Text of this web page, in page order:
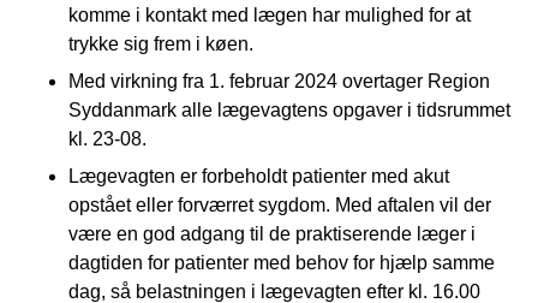
komme i kontakt med lægen har mulighed for at
trykke sig frem i køen.
Med virkning fra 1. februar 2024 overtager Region
Syddanmark alle lægevagtens opgaver i tidsrummet
kl. 23-08.
Lægevagten er forbeholdt patienter med akut
opstået eller forværret sygdom. Med aftalen vil der
være en god adgang til de praktiserende læger i
dagtiden for patienter med behov for hjælp samme
dag, så belastningen i lægevagten efter kl. 16.00